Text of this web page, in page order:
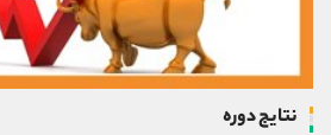
نتایج دوره